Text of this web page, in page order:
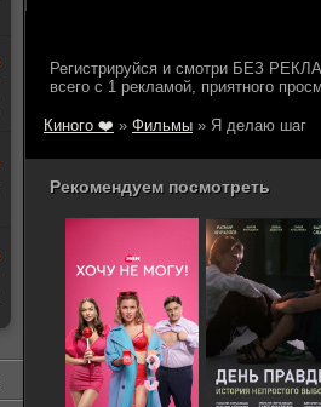
Киного ❤️ » Фильмы » Я делаю шаг
Рекомендуем посмотреть